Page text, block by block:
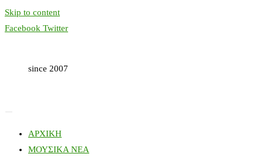
Skip to content
Facebook Twitter
since 2007
ΑΡΧΙΚΗ
ΜΟΥΣΙΚΑ ΝΕΑ